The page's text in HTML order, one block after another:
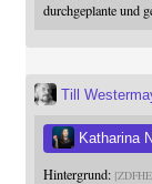
durchgeplante und
Till
Katharina
Hintergrund: